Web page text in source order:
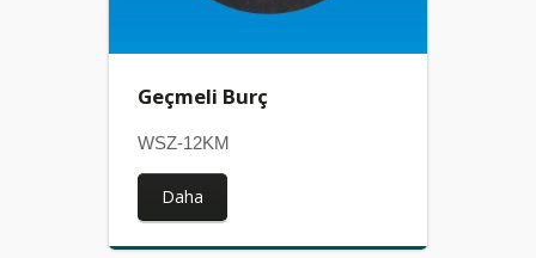
Geçmeli Burç
WSZ-12KM
Daha